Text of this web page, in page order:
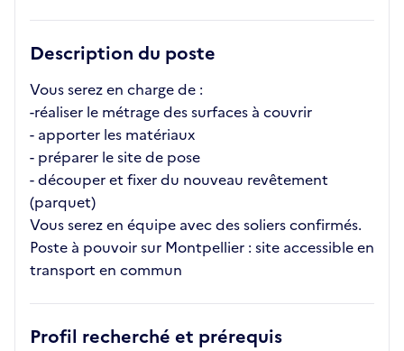
Description du poste
Vous serez en charge de :
-réaliser le métrage des surfaces à couvrir
- apporter les matériaux
- préparer le site de pose
- découper et fixer du nouveau revêtement
(parquet)
Vous serez en équipe avec des soliers confirmés.
Poste à pouvoir sur Montpellier : site accessible en
transport en commun
Profil recherché et prérequis